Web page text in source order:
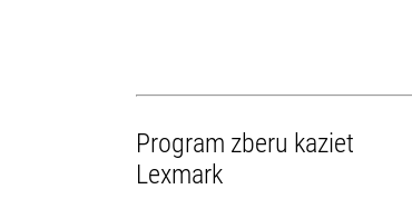
Program zberu kaziet
Lexmark